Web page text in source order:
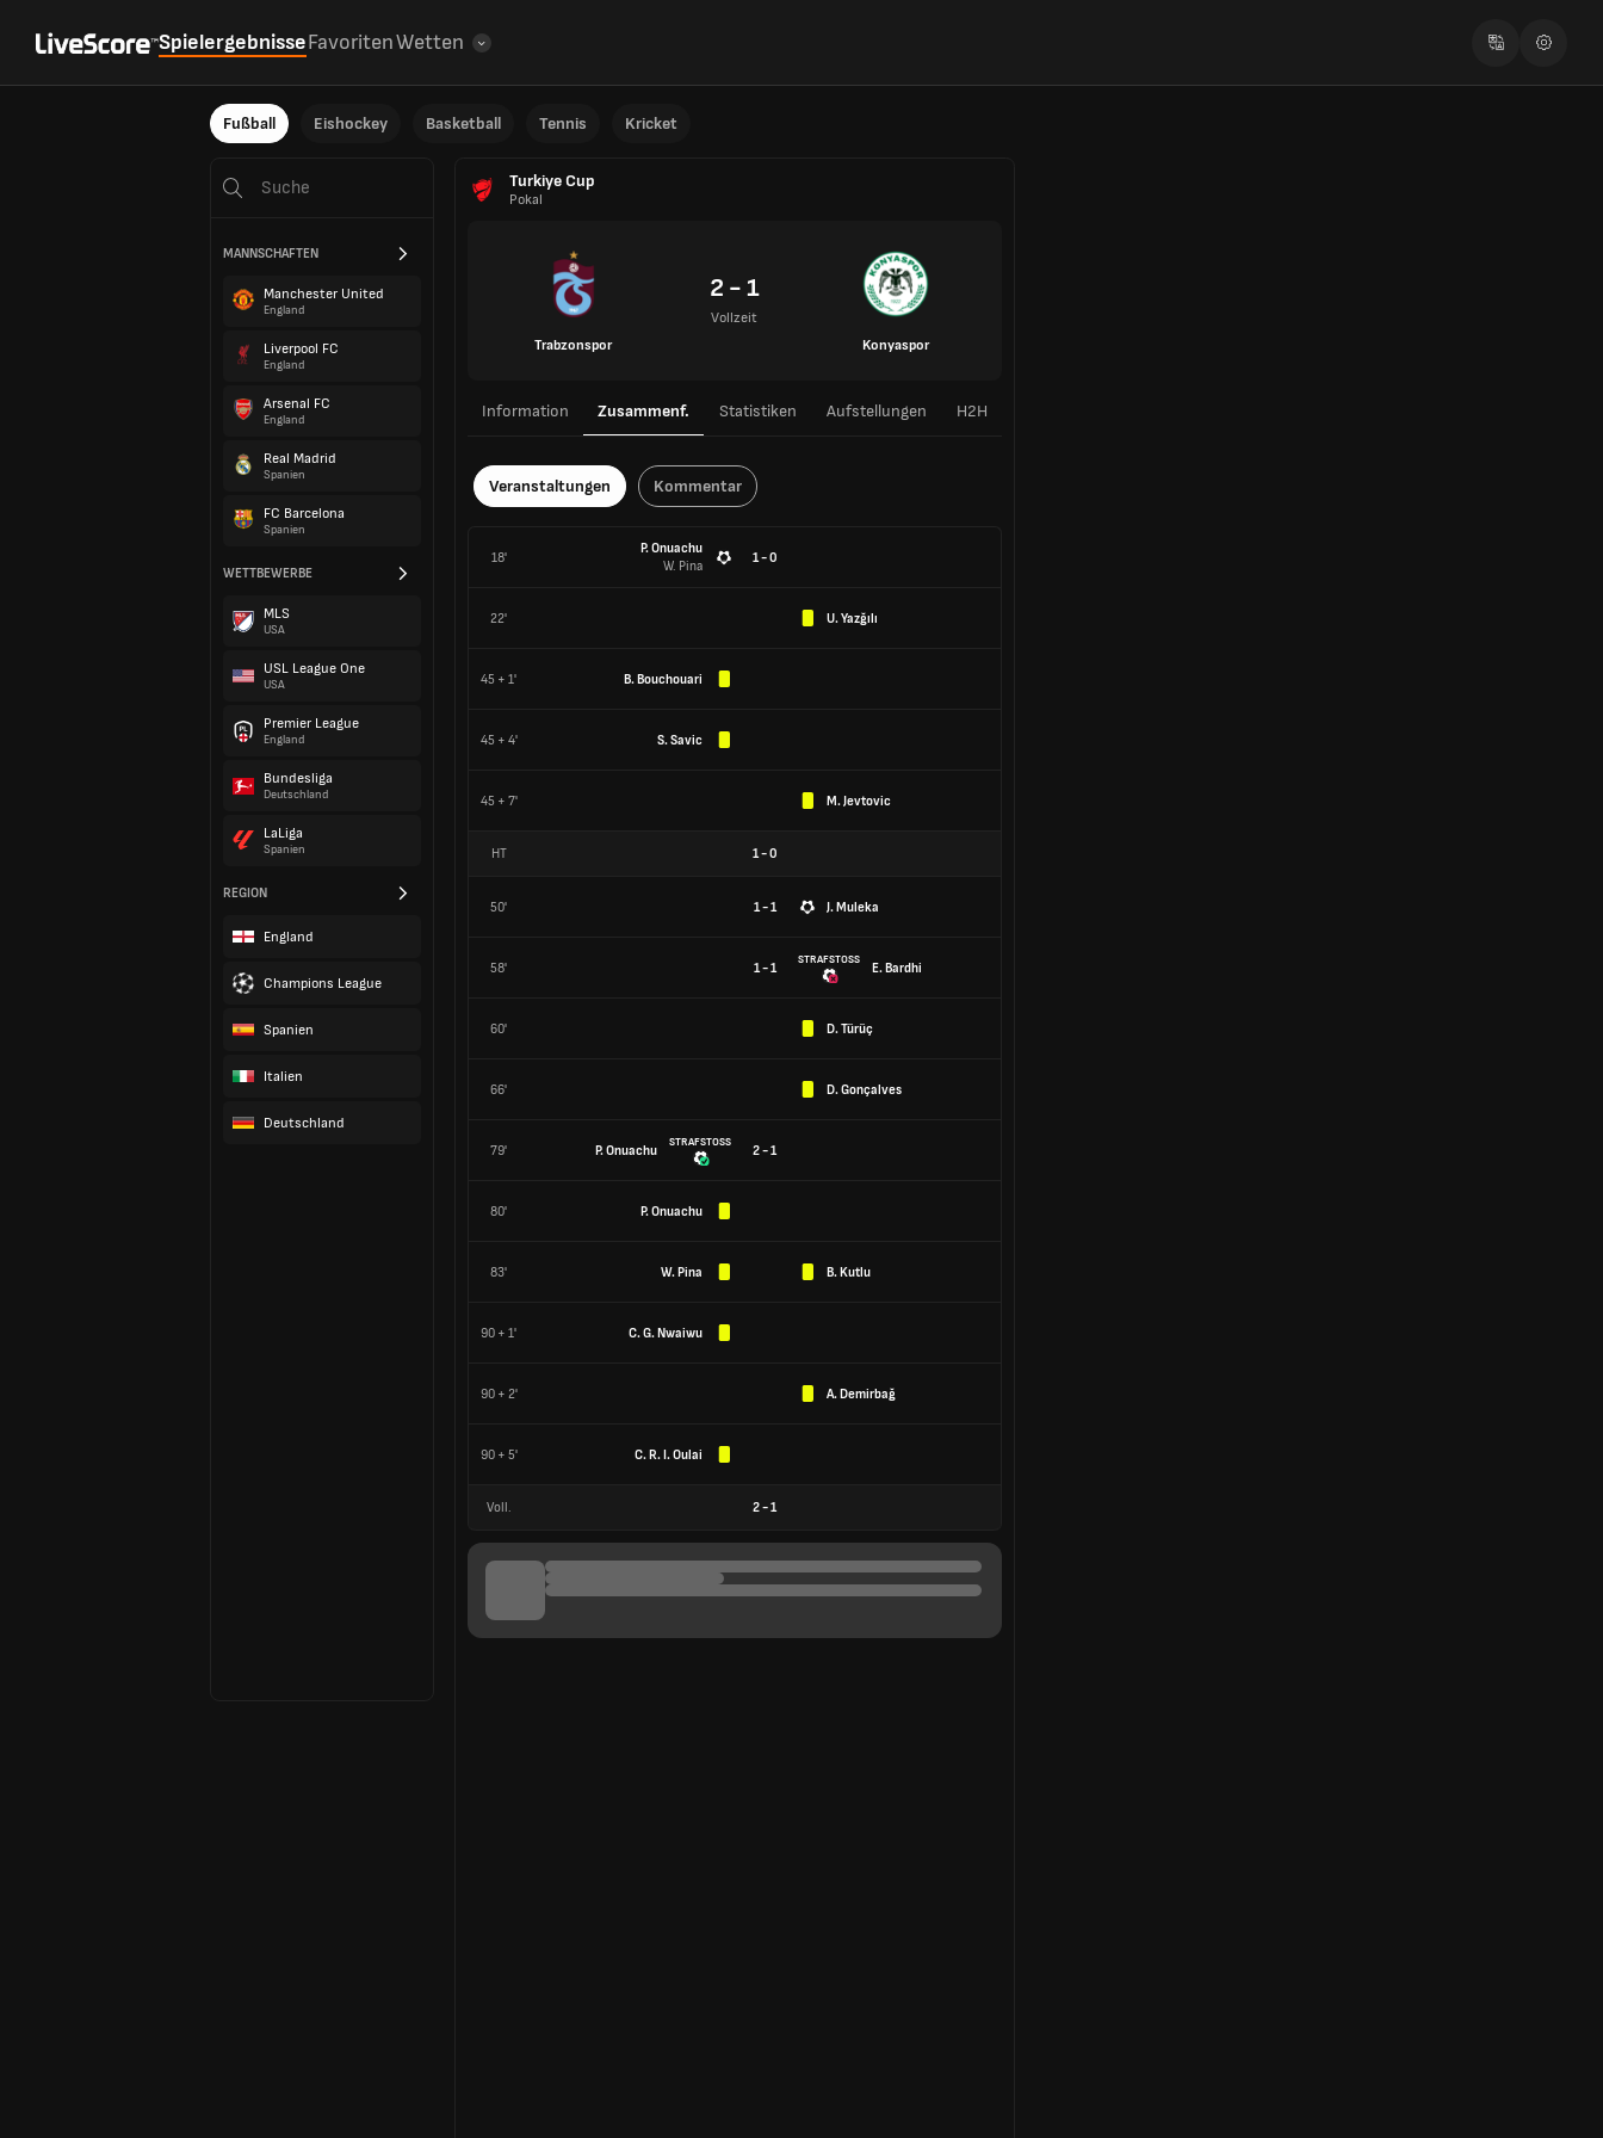
SpielergebnisseFavoritenWetten
Fußball Eishockey Basketball Tennis Kricket
MANNSCHAFTEN
Manchester United
England
Liverpool FC
England
Arsenal FC
England
Real Madrid
Spanien
FC Barcelona
Spanien
WETTBEWERBE
MLS
USA
USL League One
USA
Premier League
England
Bundesliga
Deutschland
LaLiga
Spanien
REGION
England
Champions League
Spanien
Italien
Deutschland
Turkiye Cup
Pokal
Trabzonspor
2 - 1
Vollzeit
Konyaspor
Information Zusammenf. Statistiken Aufstellungen H2H
Veranstaltungen Kommentar
18'
P. Onuachu
W. Pina
1 - 0
22' U. Yazğılı
45 + 1' B. Bouchouari
45 + 4' S. Savic
45 + 7' M. Jevtovic
HT 1-0
50' 1 - 1 J. Muleka
58' 1 - 1
STRAFSTOSS
E. Bardhi
60' D. Türüç
66' D. Gonçalves
79' P. Onuachu
STRAFSTOSS
2 - 1
80' P. Onuachu
83' W. Pina B. Kutlu
90 + 1' C. G. Nwaiwu
90 + 2' A. Demirbağ
90 + 5' C. R. I. Oulai
Voll. 2-1